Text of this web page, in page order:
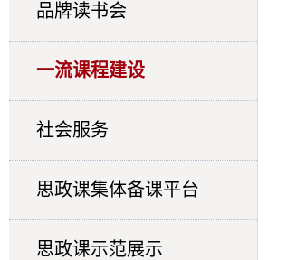
品牌读书会
一流课程建设
社会服务
思政课集体备课平台
思政课示范展示